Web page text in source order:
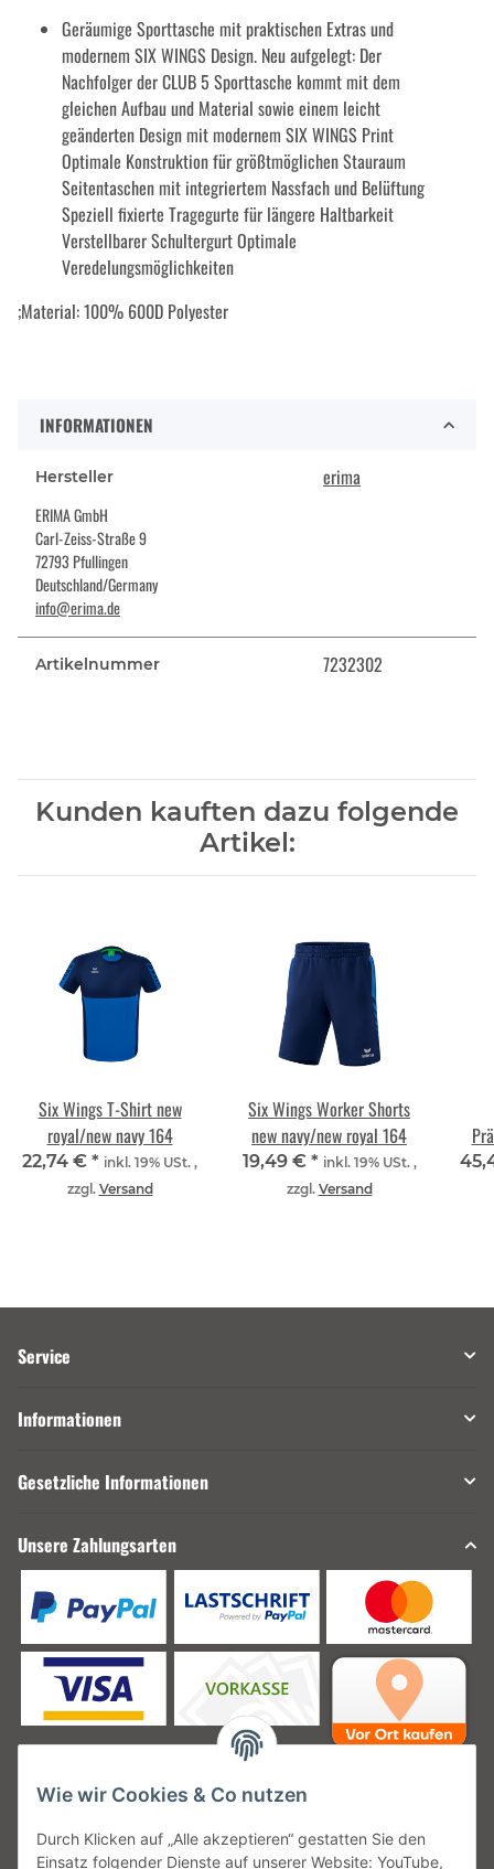
Geräumige Sporttasche mit praktischen Extras und
modernem SIX WINGS Design. Neu aufgelegt: Der
Nachfolger der CLUB 5 Sporttasche kommt mit dem
gleichen Aufbau und Material sowie einem leicht
geänderten Design mit modernem SIX WINGS Print
Optimale Konstruktion für größtmöglichen Stauraum
Seitentaschen mit integriertem Nassfach und Belüftung
Speziell fixierte Tragegurte für längere Haltbarkeit
Verstellbarer Schultergurt Optimale
Veredelungsmöglichkeiten
;Material: 100% 600D Polyester
INFORMATIONEN
Hersteller erima
ERIMA GmbH
Carl-Zeiss-Straße 9
72793 Pfullingen
Deutschland/Germany
info@erima.de
Artikelnummer 7232302
Kunden kauften dazu folgende
Artikel:
Six Wings T-Shirt new
royal/new navy 164
22,74 € * inkl. 19% USt. ,
zzgl. Versand
Six Wings Worker Shorts
new navy/new royal 164
19,49 € * inkl. 19% USt. ,
zzgl. Versand
Service
Informationen
Gesetzliche Informationen
Unsere Zahlungsarten
Unsere Versanddienstleister
Wie wir Cookies & Co nutzen
Durch Klicken auf „Alle akzeptieren“ gestatten Sie den
Einsatz folgender Dienste auf unserer Website: YouTube,